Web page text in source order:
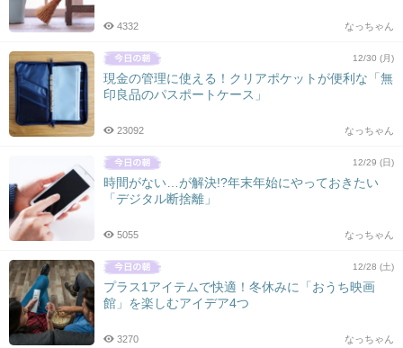
なっちゃん
4332
12/30 (月)
現金の管理に使える！クリアポケットが便利な「無
印良品のパスポートケース」
なっちゃん
23092
12/29 (日)
時間がない…が解決!?年末年始にやっておきたい
「デジタル断捨離」
なっちゃん
5055
12/28 (土)
プラス1アイテムで快適！冬休みに「おうち映画
館」を楽しむアイデア4つ
なっちゃん
3270